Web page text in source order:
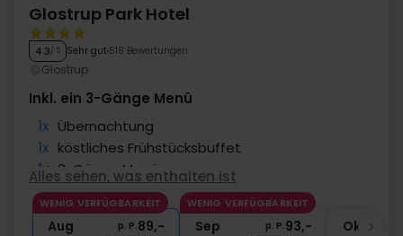
Glostrup Park Hotel
4.3/ 5 Sehr gut 518 Bewertungen
Glostrup
Inkl. ein 3-Gänge Menü
1x Übernachtung
1x köstliches Frühstücksbuffet
1x 3-Gänge Menü
∞ Gratis Parken am Hotel
∞ Gratis Internet
Alles sehen, was enthalten ist
WENIG VERFÜGBARKEIT
Aug p. P.89,-
WENIG VERFÜGBARKEIT
Sep p. P.93,- Okt